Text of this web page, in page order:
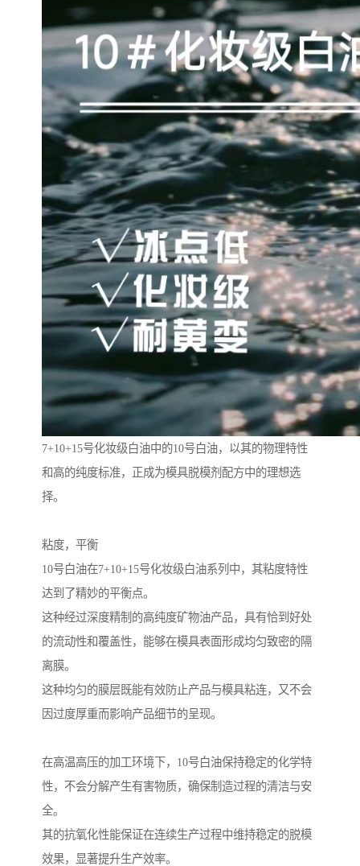
7+10+15号化妆级白油中的10号白油，以其的物理特性
和高的纯度标准，正成为模具脱模剂配方中的理想选
择。
粘度，平衡
10号白油在7+10+15号化妆级白油系列中，其粘度特性
达到了精妙的平衡点。
这种经过深度精制的高纯度矿物油产品，具有恰到好处
的流动性和覆盖性，能够在模具表面形成均匀致密的隔
离膜。
这种均匀的膜层既能有效防止产品与模具粘连，又不会
因过度厚重而影响产品细节的呈现。
在高温高压的加工环境下，10号白油保持稳定的化学特
性，不会分解产生有害物质，确保制造过程的清洁与安
全。
其的抗氧化性能保证在连续生产过程中维持稳定的脱模
效果，显著提升生产效率。